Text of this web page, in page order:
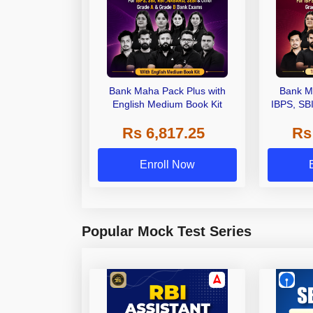
Bank Maha Pack Plus with
English Medium Book Kit
Rs 6,817.25
Enroll Now
Bank
IBPS,
Other
Popular Mock Test Series